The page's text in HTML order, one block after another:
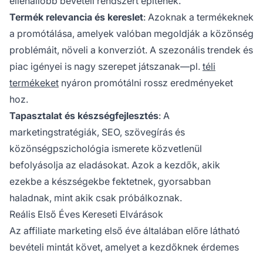
Termék relevancia és kereslet: Azoknak a termékeknek
a promótálása, amelyek valóban megoldják a közönség
problémáit, növeli a konverziót. A szezonális trendek és
piac igényei is nagy szerepet játszanak—pl. téli
termékeket nyáron promótálni rossz eredményeket
hoz.
Tapasztalat és készségfejlesztés: A
marketingstratégiák, SEO, szövegírás és
közönségpszichológia ismerete közvetlenül
befolyásolja az eladásokat. Azok a kezdők, akik
ezekbe a készségekbe fektetnek, gyorsabban
haladnak, mint akik csak próbálkoznak.
Reális Első Éves Kereseti Elvárások
Az affiliate marketing első éve általában előre látható
bevételi mintát követ, amelyet a kezdőknek érdemes